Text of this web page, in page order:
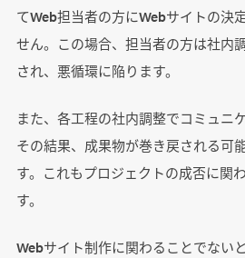
てWeb担当者の方にWebサイトの決
せん。この場合、担当者の方は社内
され、悪循環に陥ります。
また、各工程の社内調整でコミュニ
その結果、成果物が巻き戻される可
す。これもプロジェクトの成否に関
す。
Webサイト制作に関わることでない